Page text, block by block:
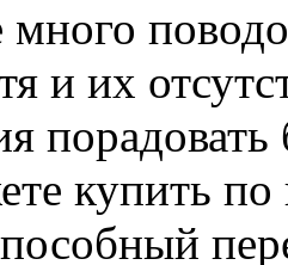
много
и их
купить